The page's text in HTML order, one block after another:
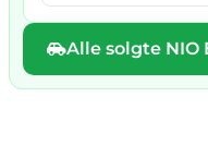
Alle solgte NIO